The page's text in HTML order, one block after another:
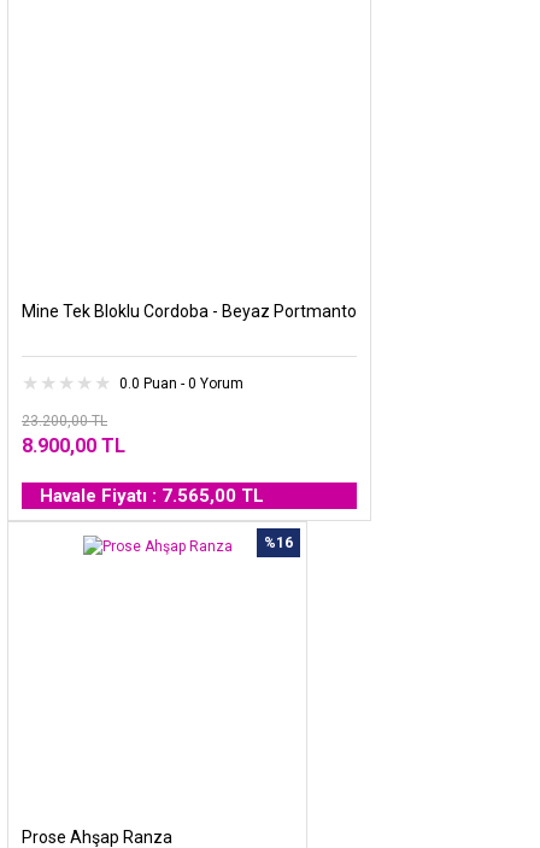
Mine Tek Bloklu Cordoba - Beyaz Portmanto
0.0 Puan - 0 Yorum
23.200,00 TL
8.900,00 TL
Havale Fiyatı : 7.565,00 TL
%16
Prose Ahşap Ranza